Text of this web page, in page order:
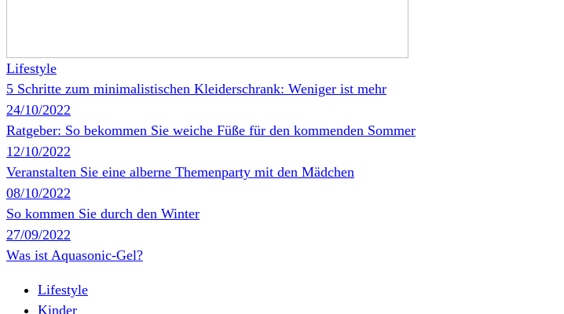
Lifestyle
5 Schritte zum minimalistischen Kleiderschrank: Weniger ist mehr
24/10/2022
Ratgeber: So bekommen Sie weiche Füße für den kommenden Sommer
12/10/2022
Veranstalten Sie eine alberne Themenparty mit den Mädchen
08/10/2022
So kommen Sie durch den Winter
27/09/2022
Was ist Aquasonic-Gel?
Lifestyle
Kinder